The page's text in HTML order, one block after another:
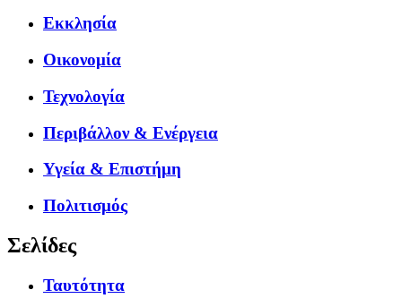
Εκκλησία
Οικονομία
Τεχνολογία
Περιβάλλον & Ενέργεια
Υγεία & Επιστήμη
Πολιτισμός
Σελίδες
Ταυτότητα